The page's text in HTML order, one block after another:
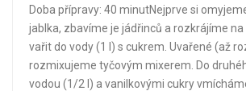
Doba přípravy: 40 minutNejprve si
jablka, zbavíme je jádřinců a rozkrájíme na
vařit do vody (1 l) s cukrem. Uvařené (až
rozmixujeme tyčovým mixerem. Do
vodou (1/2 l) a vanilkovými cukry